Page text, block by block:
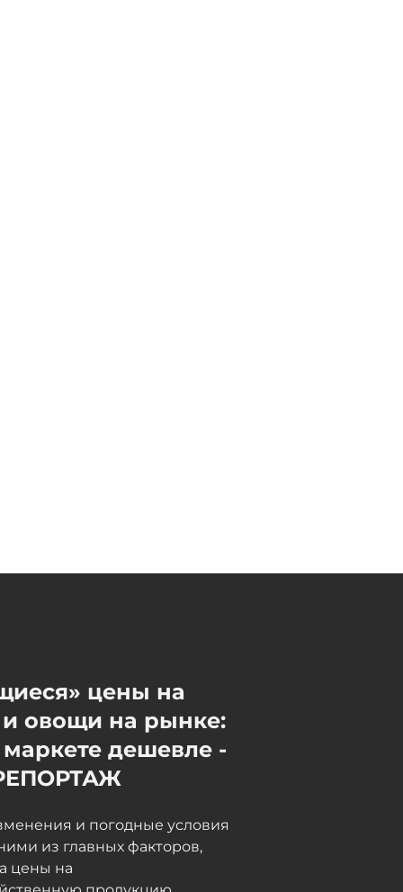
цены на
овощи на рынке:
дешевле -
и погодные условия
из главных факторов,
цены на